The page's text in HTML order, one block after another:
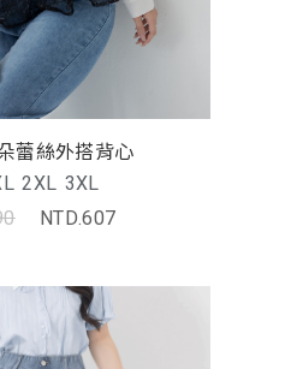
蕾絲外搭背心
2XL 3XL
NTD.607